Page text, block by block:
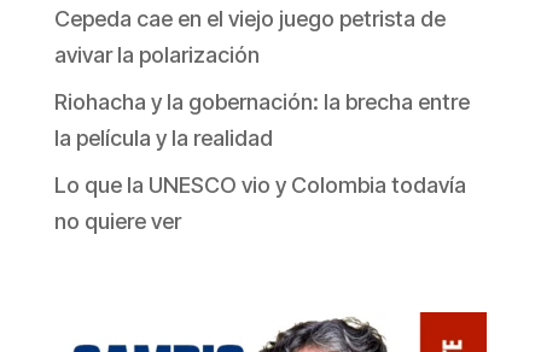
Cepeda cae en el viejo juego petrista de
avivar la polarización
Riohacha y la gobernación: la brecha entre
la película y la realidad
Lo que la UNESCO vio y Colombia todavía
no quiere ver